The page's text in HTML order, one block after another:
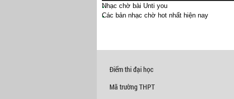
Nhạc chờ bài Unti you
Các bản nhạc chờ hot nhất hiện nay
Điểm thi đại học
Mã trường THPT